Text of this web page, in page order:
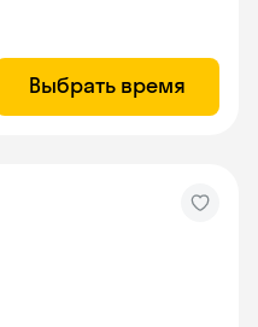
Выбрать время